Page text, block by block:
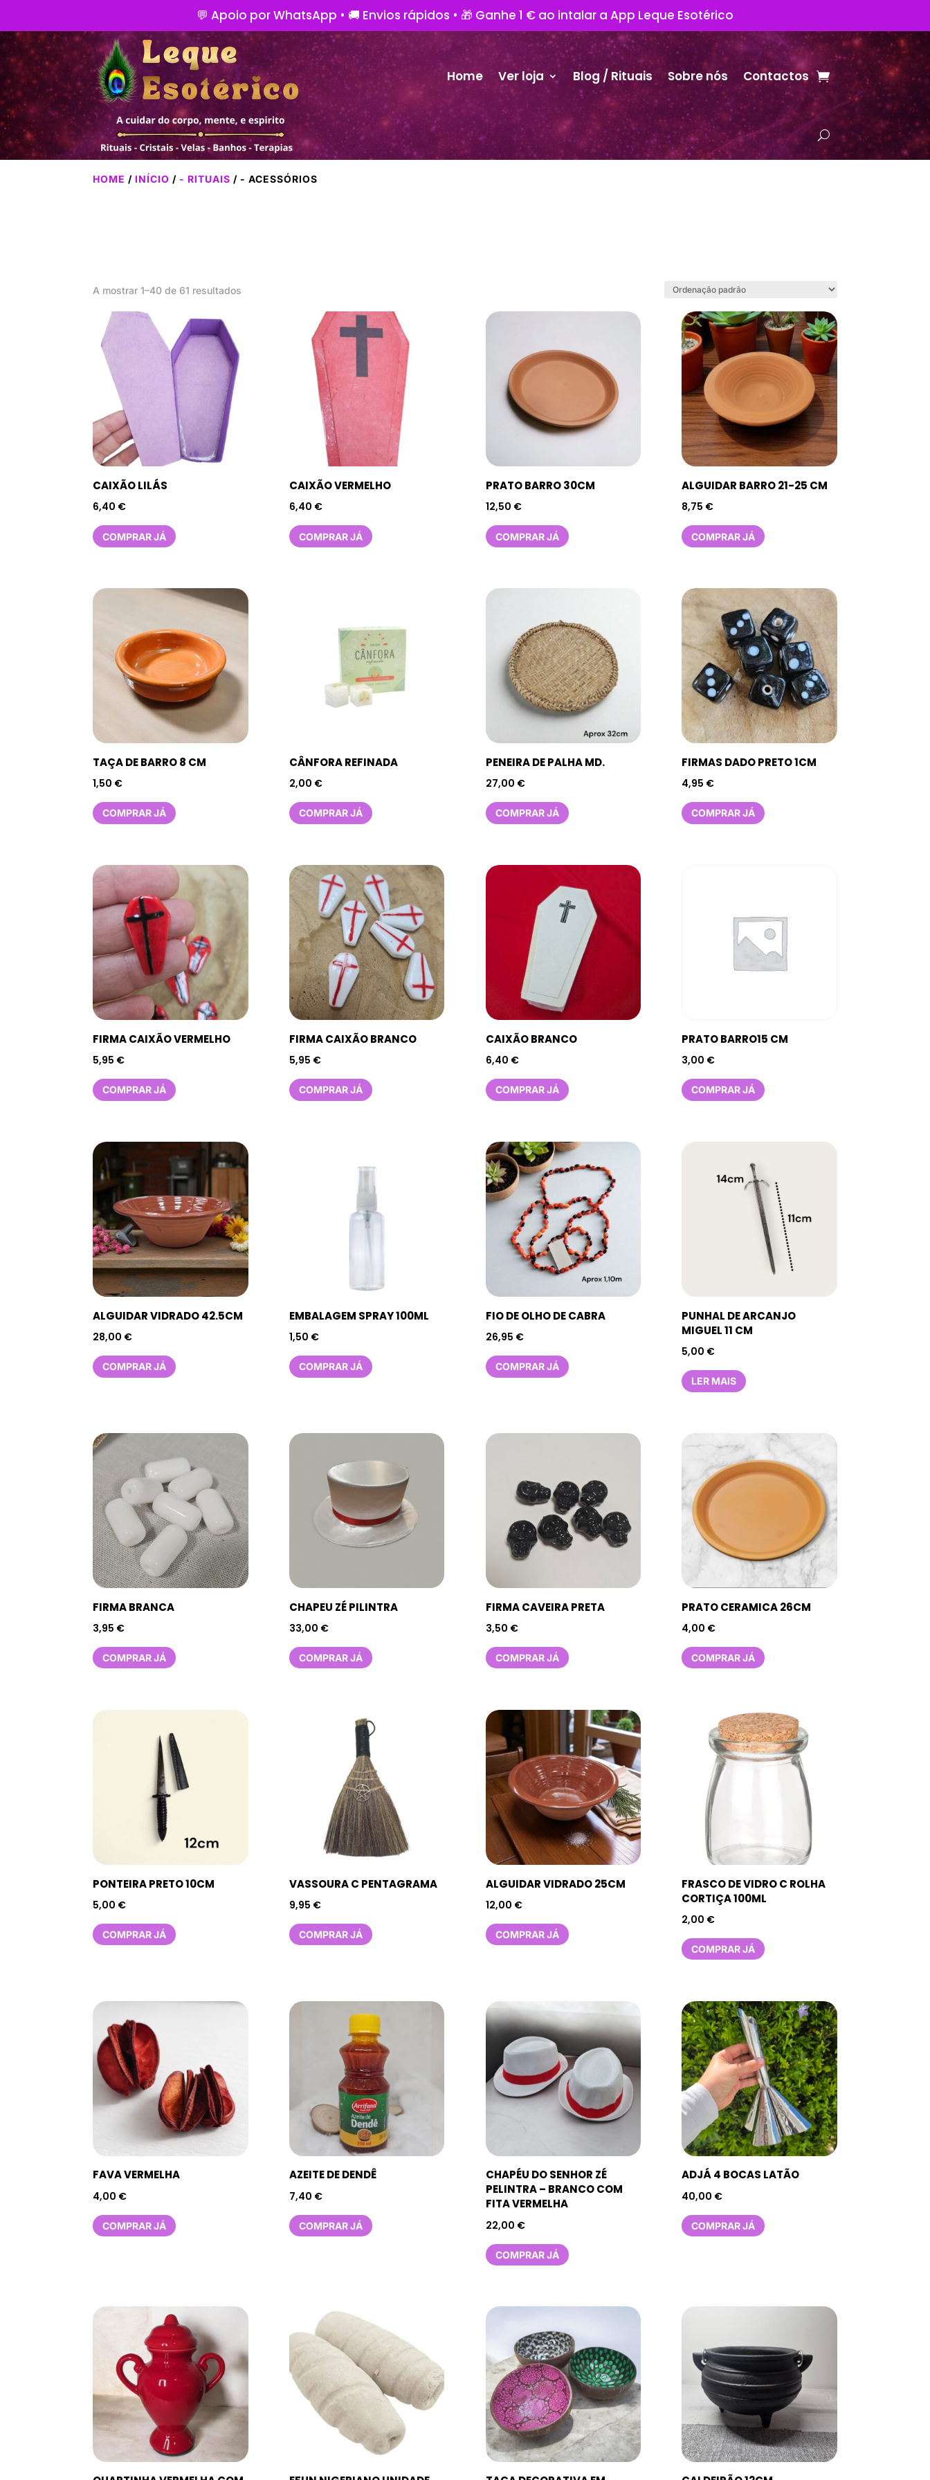
💬 Apoio por WhatsApp • 🚚 Envios rápidos • 🎁 Ganhe 1 € ao intalar a App Leque Esotérico
Home Ver loja Blog / Rituais Sobre nós Contactos
HOME / INÍCIO / - RITUAIS / - ACESSÓRIOS
A mostrar 1–40 de 61 resultados
CAIXÃO LILÁS
6,40 €
COMPRAR JÁ
CAIXÃO VERMELHO
6,40 €
COMPRAR JÁ
PRATO BARRO 30CM
12,50 €
COMPRAR JÁ
ALGUIDAR BARRO 21-25 CM
8,75 €
COMPRAR JÁ
TAÇA DE BARRO 8 CM
1,50 €
COMPRAR JÁ
CÂNFORA REFINADA
2,00 €
COMPRAR JÁ
PENEIRA DE PALHA MD.
27,00 €
COMPRAR JÁ
FIRMAS DADO PRETO 1CM
4,95 €
COMPRAR JÁ
FIRMA CAIXÃO VERMELHO
5,95 €
COMPRAR JÁ
FIRMA CAIXÃO BRANCO
5,95 €
COMPRAR JÁ
CAIXÃO BRANCO
6,40 €
COMPRAR JÁ
PRATO BARRO15 CM
3,00 €
COMPRAR JÁ
ALGUIDAR VIDRADO 42.5CM
28,00 €
COMPRAR JÁ
EMBALAGEM SPRAY 100ML
1,50 €
COMPRAR JÁ
FIO DE OLHO DE CABRA
26,95 €
COMPRAR JÁ
PUNHAL DE ARCANJO
MIGUEL 11 CM
5,00 €
LER MAIS
FIRMA BRANCA
3,95 €
COMPRAR JÁ
CHAPEU ZÉ PILINTRA
33,00 €
COMPRAR JÁ
FIRMA CAVEIRA PRETA
3,50 €
COMPRAR JÁ
PRATO CERAMICA 26CM
4,00 €
COMPRAR JÁ
PONTEIRA PRETO 10CM
5,00 €
COMPRAR JÁ
VASSOURA C PENTAGRAMA
9,95 €
COMPRAR JÁ
ALGUIDAR VIDRADO 25CM
12,00 €
COMPRAR JÁ
FRASCO DE VIDRO C ROLHA
CORTIÇA 100ML
2,00 €
COMPRAR JÁ
FAVA VERMELHA
4,00 €
COMPRAR JÁ
AZEITE DE DENDÊ
7,40 €
COMPRAR JÁ
CHAPÉU DO SENHOR ZÉ
PELINTRA – BRANCO COM
FITA VERMELHA
22,00 €
COMPRAR JÁ
ADJÁ 4 BOCAS LATÃO
40,00 €
COMPRAR JÁ